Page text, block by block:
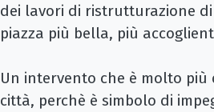
dei lavori di ristrutturazione
piazza più bella, più
Un intervento che è molto
città, perchè è simbolo di